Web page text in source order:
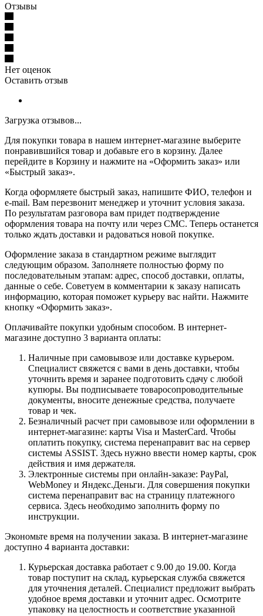
Отзывы
Нет оценок
Оставить отзыв
Загрузка отзывов...
Для покупки товара в нашем интернет-магазине выберите
понравившийся товар и добавьте его в корзину. Далее
перейдите в Корзину и нажмите на «Оформить заказ» или
«Быстрый заказ».
Когда оформляете быстрый заказ, напишите ФИО, телефон и
e-mail. Вам перезвонит менеджер и уточнит условия заказа.
По результатам разговора вам придет подтверждение
оформления товара на почту или через СМС. Теперь останется
только ждать доставки и радоваться новой покупке.
Оформление заказа в стандартном режиме выглядит
следующим образом. Заполняете полностью форму по
последовательным этапам: адрес, способ доставки, оплаты,
данные о себе. Советуем в комментарии к заказу написать
информацию, которая поможет курьеру вас найти. Нажмите
кнопку «Оформить заказ».
Оплачивайте покупки удобным способом. В интернет-
магазине доступно 3 варианта оплаты:
Наличные при самовывозе или доставке курьером.
Специалист свяжется с вами в день доставки, чтобы
уточнить время и заранее подготовить сдачу с любой
купюры. Вы подписываете товаросопроводительные
документы, вносите денежные средства, получаете
товар и чек.
Безналичный расчет при самовывозе или оформлении в
интернет-магазине: карты Visa и MasterCard. Чтобы
оплатить покупку, система перенаправит вас на сервер
системы ASSIST. Здесь нужно ввести номер карты, срок
действия и имя держателя.
Электронные системы при онлайн-заказе: PayPal,
WebMoney и Яндекс.Деньги. Для совершения покупки
система перенаправит вас на страницу платежного
сервиса. Здесь необходимо заполнить форму по
инструкции.
Экономьте время на получении заказа. В интернет-магазине
доступно 4 варианта доставки:
Курьерская доставка работает с 9.00 до 19.00. Когда
товар поступит на склад, курьерская служба свяжется
для уточнения деталей. Специалист предложит выбрать
удобное время доставки и уточнит адрес. Осмотрите
упаковку на целостность и соответствие указанной